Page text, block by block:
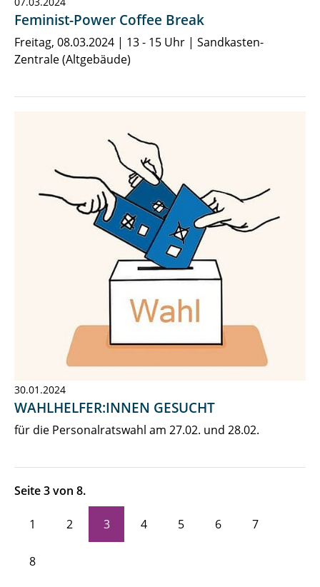
Feminist-Power Coffee Break
Freitag, 08.03.2024 | 13 - 15 Uhr | Sandkasten-
Zentrale (Altgebäude)
30.01.2024
WAHLHELFER:INNEN GESUCHT
für die Personalratswahl am 27.02. und 28.02.
Seite 3 von 8.
1 2 3 4 5 6 7
8